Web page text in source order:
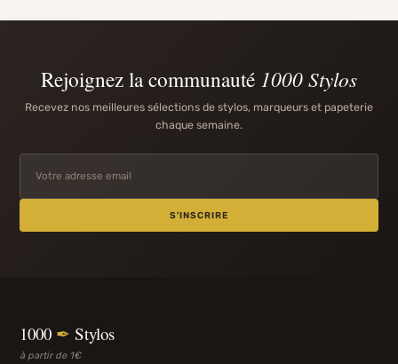
Rejoignez la communauté 1000 Stylos
Recevez nos meilleures sélections de stylos, marqueurs et papeterie
chaque semaine.
S'INSCRIRE
1000 ✒ Stylos
à partir de 1€